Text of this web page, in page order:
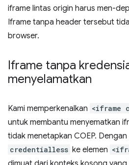
iframe lintas origin harus men-
Iframe tanpa header tersebut
browser.
Iframe tanpa
menyelamatkan
Kami memperkenalkan <iframe
untuk membantu menyematkan
tidak menetapkan COEP.
credentialless ke elemen